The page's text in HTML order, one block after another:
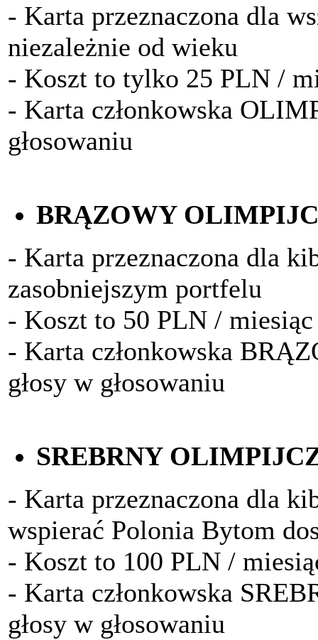
- Karta przeznaczona dla
niezależnie od wieku
- Koszt to tylko 25 PLN /
- Karta członkowska
głosowaniu
BRĄZOWY
- Karta przeznaczona dla
zasobniejszym portfelu
- Koszt to 50 PLN / miesiąc
- Karta członkowska
głosy w głosowaniu
SREBRNY
- Karta przeznaczona dla
wspierać Polonia Bytom
- Koszt to 100 PLN /
- Karta członkowska
głosy w głosowaniu